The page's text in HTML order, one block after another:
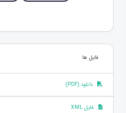
فایل ها
دانلود (PDF)
فایل XML